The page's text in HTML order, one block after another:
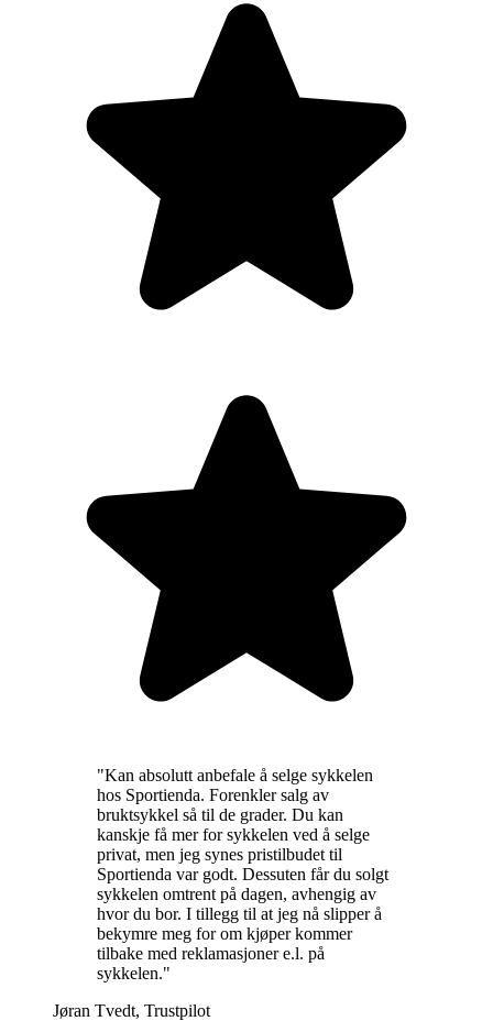
"Kan absolutt anbefale å selge sykkelen
hos Sportienda. Forenkler salg av
bruktsykkel så til de grader. Du kan
kanskje få mer for sykkelen ved å selge
privat, men jeg synes pristilbudet til
Sportienda var godt. Dessuten får du solgt
sykkelen omtrent på dagen, avhengig av
hvor du bor. I tillegg til at jeg nå slipper å
bekymre meg for om kjøper kommer
tilbake med reklamasjoner e.l. på
sykkelen."
Jøran Tvedt, Trustpilot